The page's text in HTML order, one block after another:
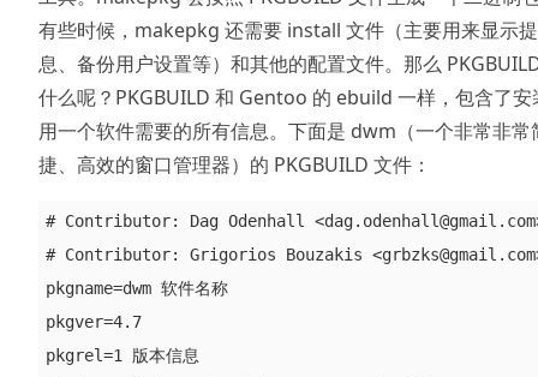
有些时候，makepkg 还需要 install 文件（主要用来显示
息、备份用户设置等）和其他的配置文件。那么
什么呢？PKGBUILD 和 Gentoo 的 ebuild 一样，包含了安
用一个软件需要的所有信息。下面是 dwm（一个非常非常
捷、高效的窗口管理器）的 PKGBUILD 文件：
# Contributor: Dag Odenhall
# Contributor: Grigorios Bouzakis <grbzks@gmail.com>
pkgname=dwm 软件名称
pkgver=4.7
pkgrel=1 版本信息